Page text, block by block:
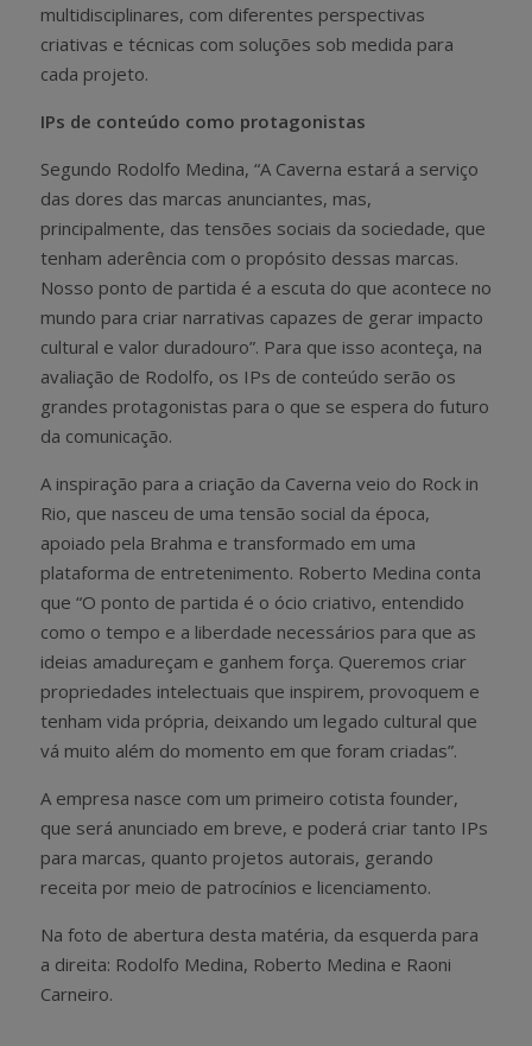
multidisciplinares, com diferentes perspectivas
criativas e técnicas com soluções sob medida para
cada projeto.
IPs de conteúdo como protagonistas
Segundo Rodolfo Medina, “A Caverna estará a serviço
das dores das marcas anunciantes, mas,
principalmente, das tensões sociais da sociedade, que
tenham aderência com o propósito dessas marcas.
Nosso ponto de partida é a escuta do que acontece no
mundo para criar narrativas capazes de gerar impacto
cultural e valor duradouro”. Para que isso aconteça, na
avaliação de Rodolfo, os IPs de conteúdo serão os
grandes protagonistas para o que se espera do futuro
da comunicação.
A inspiração para a criação da Caverna veio do Rock in
Rio, que nasceu de uma tensão social da época,
apoiado pela Brahma e transformado em uma
plataforma de entretenimento. Roberto Medina conta
que “O ponto de partida é o ócio criativo, entendido
como o tempo e a liberdade necessários para que as
ideias amadureçam e ganhem força. Queremos criar
propriedades intelectuais que inspirem, provoquem e
tenham vida própria, deixando um legado cultural que
vá muito além do momento em que foram criadas”.
A empresa nasce com um primeiro cotista founder,
que será anunciado em breve, e poderá criar tanto IPs
para marcas, quanto projetos autorais, gerando
receita por meio de patrocínios e licenciamento.
Na foto de abertura desta matéria, da esquerda para
a direita: Rodolfo Medina, Roberto Medina e Raoni
Carneiro.